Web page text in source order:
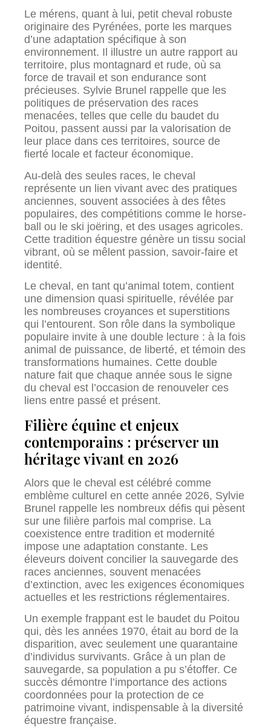
Le mérens, quant à lui, petit cheval robuste
originaire des Pyrénées, porte les marques
d’une adaptation spécifique à son
environnement. Il illustre un autre rapport au
territoire, plus montagnard et rude, où sa
force de travail et son endurance sont
précieuses. Sylvie Brunel rappelle que les
politiques de préservation des races
menacées, telles que celle du baudet du
Poitou, passent aussi par la valorisation de
leur place dans ces territoires, source de
fierté locale et facteur économique.
Au-delà des seules races, le cheval
représente un lien vivant avec des pratiques
anciennes, souvent associées à des fêtes
populaires, des compétitions comme le horse-
ball ou le ski joëring, et des usages agricoles.
Cette tradition équestre génère un tissu social
vibrant, où se mêlent passion, savoir-faire et
identité.
Le cheval, en tant qu’animal totem, contient
une dimension quasi spirituelle, révélée par
les nombreuses croyances et superstitions
qui l’entourent. Son rôle dans la symbolique
populaire invite à une double lecture : à la fois
animal de puissance, de liberté, et témoin des
transformations humaines. Cette double
nature fait que chaque année sous le signe
du cheval est l’occasion de renouveler ces
liens entre passé et présent.
Filière équine et enjeux
contemporains : préserver un
héritage vivant en 2026
Alors que le cheval est célébré comme
emblème culturel en cette année 2026, Sylvie
Brunel rappelle les nombreux défis qui pèsent
sur une filière parfois mal comprise. La
coexistence entre tradition et modernité
impose une adaptation constante. Les
éleveurs doivent concilier la sauvegarde des
races anciennes, souvent menacées
d’extinction, avec les exigences économiques
actuelles et les restrictions réglementaires.
Un exemple frappant est le baudet du Poitou
qui, dès les années 1970, était au bord de la
disparition, avec seulement une quarantaine
d’individus survivants. Grâce à un plan de
sauvegarde, sa population a pu s’étoffer. Ce
succès démontre l’importance des actions
coordonnées pour la protection de ce
patrimoine vivant, indispensable à la diversité
équestre française.